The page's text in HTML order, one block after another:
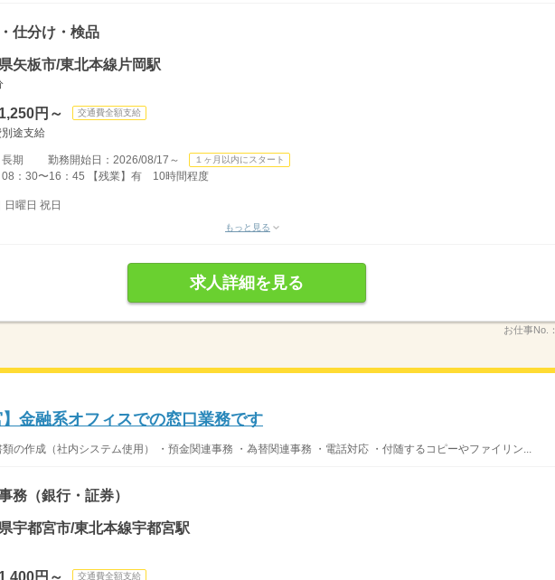
仕分け・検品
矢板市/東北本線片岡駅
円～ 交通費全額支給
途支給
長期 勤務開始日：2026/08/17～ １ヶ月以内にスタート
08：30〜16：45 【残業】有 10時間程度
日曜日 祝日
もっと見る
求人詳細を見る
お仕事No.：
】金融系オフィスでの窓口業務です
類の作成（社内システム使用） ・預金関連事務 ・為替関連事務 ・電話対応 ・付随するコピーやファイリン...
務（銀行・証券）
宇都宮市/東北本線宇都宮駅
交通費全額支給